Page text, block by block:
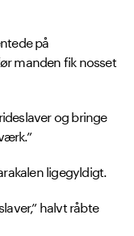
på
manden fik nosset
og bringe
ligegyldigt.
halvt råbte